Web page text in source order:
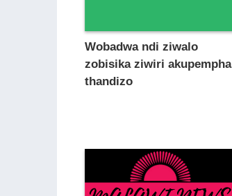
Wobadwa ndi ziwalo
zobisika ziwiri akupempha
thandizo